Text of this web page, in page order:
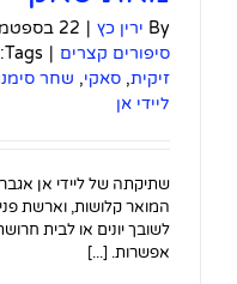
By ירין כץ | 22 בספטמבר 2014
סיפורים קצרים |
Tags:
זיקית, סאקי, שחר
ליידי אן
שתיקתה של ליידי אן
המואר קלושות, וארשת
לשובך יונים או לבית
אפשרות. [...]